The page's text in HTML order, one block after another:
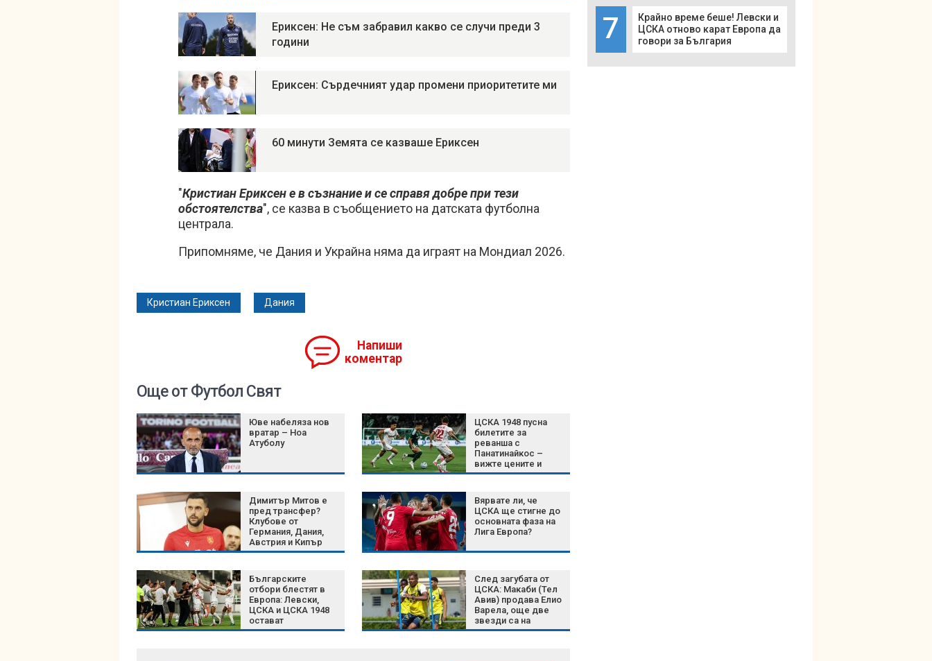
Ериксен: Не съм забравил какво се случи преди 3
години
Ериксен: Сърдечният удар промени приоритетите ми
60 минути Земята се казваше Ериксен
"Кристиан Ериксен е в съзнание и се справя добре при тези
обстоятелства", се казва в съобщението на датската футболна
централа.
Припомняме, че Дания и Украйна няма да играят на Мондиал 2026.
Кристиан Ериксен Дания
Напиши
коментар
7
Крайно време беше! Левски и
ЦСКА отново карат Европа да
говори за България
Още от Футбол Свят
Юве набеляза нов
вратар – Ноа
Атуболу
ЦСКА 1948 пусна
билетите за
реванша с
Панатинайкос –
вижте цените и
важните
Димитър Митов е
пред трансфер?
Клубове от
Германия, Дания,
Австрия и Кипър
следят национала
Вярвате ли, че
ЦСКА ще стигне до
основната фаза на
Лига Европа?
Българските
отбори блестят в
Европа: Левски,
ЦСКА и ЦСКА 1948
остават
непобедени
След загубата от
ЦСКА: Макаби (Тел
Авив) продава Елио
Варела, още две
звезди са на
изхода